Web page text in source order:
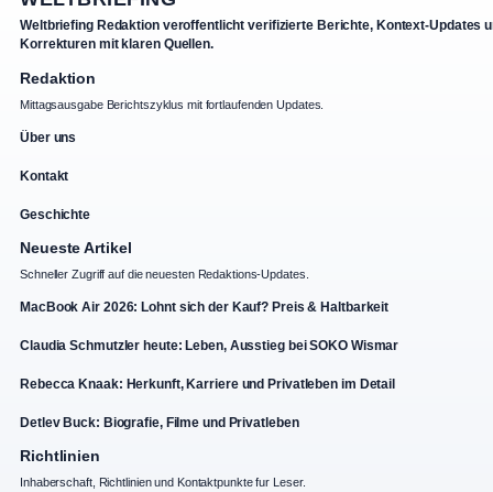
Weltbriefing Redaktion veroffentlicht verifizierte Berichte, Kontext-Updates
Korrekturen mit klaren Quellen.
Redaktion
Mittagsausgabe Berichtszyklus mit fortlaufenden Updates.
Über uns
Kontakt
Geschichte
Neueste Artikel
Schneller Zugriff auf die neuesten Redaktions-Updates.
MacBook Air 2026: Lohnt sich der Kauf? Preis & Haltbarkeit
Claudia Schmutzler heute: Leben, Ausstieg bei SOKO Wismar
Rebecca Knaak: Herkunft, Karriere und Privatleben im Detail
Detlev Buck: Biografie, Filme und Privatleben
Richtlinien
Inhaberschaft, Richtlinien und Kontaktpunkte fur Leser.